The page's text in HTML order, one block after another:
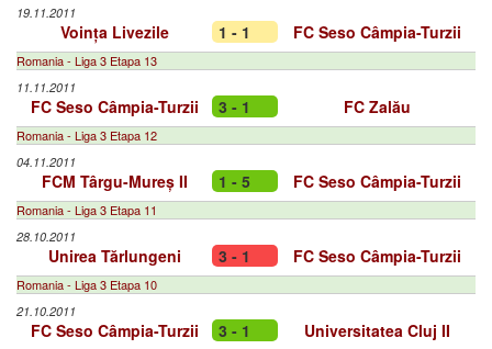
19.11.2011
Voința Livezile 1 - 1 FC Seso Câmpia-Turzii
Romania - Liga 3 Etapa 13
11.11.2011
FC Seso Câmpia-Turzii 3 - 1 FC Zalău
Romania - Liga 3 Etapa 12
04.11.2011
FCM Târgu-Mureș II 1 - 5 FC Seso Câmpia-Turzii
Romania - Liga 3 Etapa 11
28.10.2011
Unirea Tărlungeni 3 - 1 FC Seso Câmpia-Turzii
Romania - Liga 3 Etapa 10
21.10.2011
FC Seso Câmpia-Turzii 3 - 1 Universitatea Cluj II